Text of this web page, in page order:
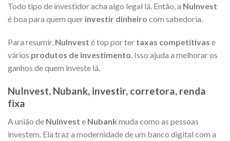
Todo tipo de investidor acha algo legal lá. Então, a NuInvest
é boa para quem quer investir dinheiro com sabedoria.
Para resumir, NuInvest é top por ter taxas competitivas e
vários produtos de investimento. Isso ajuda a melhorar os
ganhos de quem investe lá.
NuInvest, Nubank, investir, corretora, renda
fixa
A união de NuInvest e Nubank muda como as pessoas
investem. Ela traz a modernidade de um banco digital com a